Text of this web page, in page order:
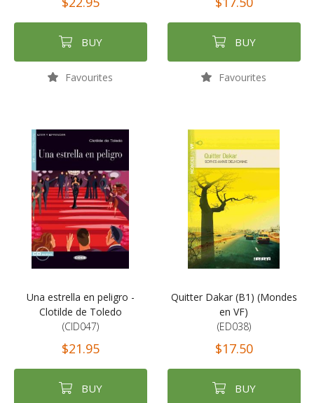
BUY
Favourites
BUY
Favourites
Una estrella en peligro -
Clotilde de Toledo
(CID047)
$21.95
BUY
Quitter Dakar (B1) (Mondes
en VF)
(ED038)
$17.50
BUY